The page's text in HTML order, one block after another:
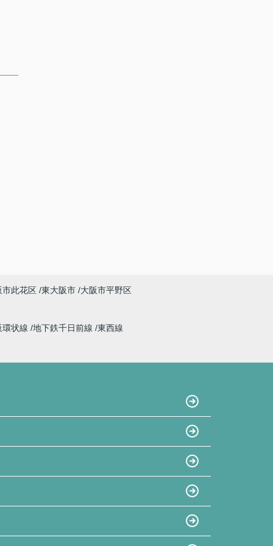
市此花区 東大阪市 大阪市平野区
環状線 地下鉄千日前線 東西線